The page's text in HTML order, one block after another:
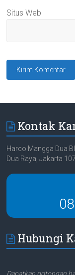
Situs Web
Kontak
Harco Mangga Dua
Dua Raya, Jakarta
Hubungi